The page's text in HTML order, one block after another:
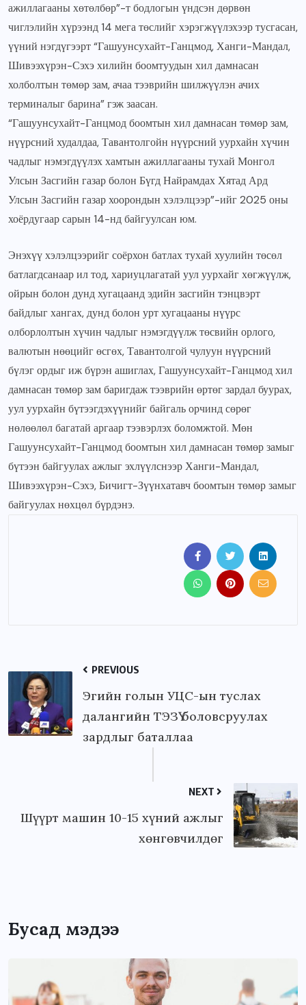
ажиллагааны хөтөлбөр”-т бодлогын үндсэн дөрвөн
чиглэлийн хүрээнд 14 мега төслийг хэрэгжүүлэхээр тусгасан,
үүний нэгдүгээрт “Гашуунсухайт-Ганцмод, Ханги-Мандал,
Шивээхүрэн-Сэхэ хилийн боомтуудын хил дамнасан
холболтын төмөр зам, ачаа тээврийн шилжүүлэн ачих
терминалыг барина” гэж заасан.
“Гашуунсухайт-Ганцмод боомтын хил дамнасан төмөр зам,
нүүрсний худалдаа, Тавантолгойн нүүрсний уурхайн хүчин
чадлыг нэмэгдүүлэх хамтын ажиллагааны тухай Монгол
Улсын Засгийн газар болон Бүгд Найрамдах Хятад Ард
Улсын Засгийн газар хоорондын хэлэлцээр”-ийг 2025 оны
хоёрдугаар сарын 14-нд байгуулсан юм.
Энэхүү хэлэлцээрийг соёрхон батлах тухай хуулийн төсөл
батлагдсанаар ил тод, хариуцлагатай уул уурхайг хөгжүүлж,
ойрын болон дунд хугацаанд эдийн засгийн тэнцвэрт
байдлыг хангах, дунд болон урт хугацааны нүүрс
олборлолтын хүчин чадлыг нэмэгдүүлж төсвийн орлого,
валютын нөөцийг өсгөх, Тавантолгой чулуун нүүрсний
бүлэг ордыг иж бүрэн ашиглах, Гашуунсухайт-Ганцмод хил
дамнасан төмөр зам баригдаж тээврийн өртөг зардал буурах,
уул уурхайн бүтээгдэхүүнийг байгаль орчинд сөрөг
нөлөөлөл багатай аргаар тээвэрлэх боломжтой. Мөн
Гашуунсухайт-Ганцмод боомтын хил дамнасан төмөр замыг
бүтээн байгуулах ажлыг эхлүүлснээр Ханги-Мандал,
Шивээхүрэн-Сэхэ, Бичигт-Зүүнхатавч боомтын төмөр замыг
байгуулах нөхцөл бүрдэнэ.
PREVIOUS
Эгийн голын УЦС-ын туслах
далангийн ТЭЗҮ боловсруулах
зардлыг баталлаа
NEXT
Шүүрт машин 10-15 хүний ажлыг
хөнгөвчилдөг
Бусад мэдээ